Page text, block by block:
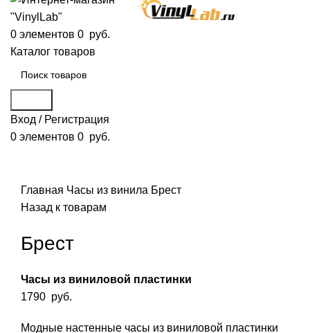
0 элементов 0 руб.
Каталог товаров
Вход / Регистрация
0 элементов 0 руб.
Главная Часы из винила Брест
Назад к товарам
Брест
Часы из виниловой пластинки
1790 руб.
Модные настенные часы из виниловой пластинки